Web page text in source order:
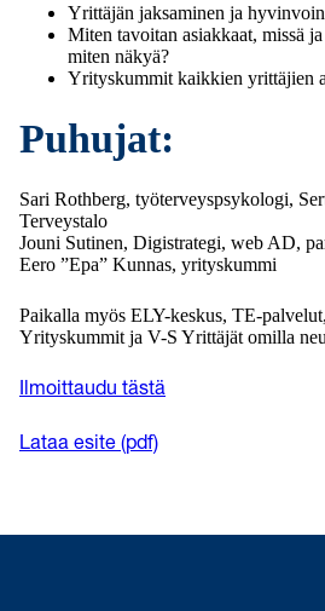
Yrittäjän jaksaminen ja
Miten tavoitan asiakkaat, missä ja
miten näkyä?
Yrityskummit kaikkien yrittäjien
Puhujat:
Sari Rothberg, työterveyspsykologi,
Terveystalo
Jouni Sutinen, Digistrategi, web AD,
Eero ”Epa” Kunnas, yrityskummi
Paikalla myös ELY-keskus, TE-
Yrityskummit ja V-S Yrittäjät omilla
Ilmoittaudu tästä
Lataa esite (pdf)